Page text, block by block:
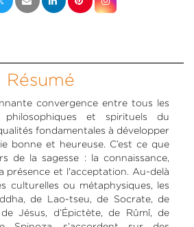
Résumé
convergence entre tous les
philosophiques et spirituels du
fondamentales à développer
bonne et heureuse. C’est ce que
de la sagesse : la connaissance,
présence et l'acceptation. Au-delà
culturelles ou métaphysiques, les
de Lao-tseu, de Socrate, de
de Jésus, d’Épictète, de Rûmî, de